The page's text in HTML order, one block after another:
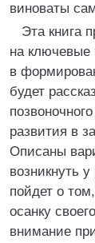
виноваты
Эта книга
на ключевые
в
будет
развития в
Описаны
возникнуть
пойдет о
осанку
внимание